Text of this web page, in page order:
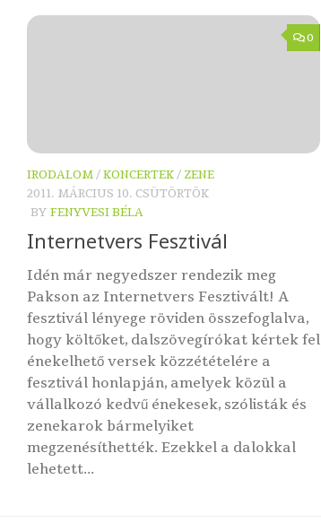
0
IRODALOM/KONCERTEK/ ZENE
2011. MÁRCIUS 10. CSÜTÖRTÖK
BY FENYVESI BÉLA
Internetvers Fesztivál
Idén már negyedszer rendezik meg
Pakson az Internetvers Fesztivált! A
fesztivál lényege röviden összefoglalva,
hogy költőket, dalszövegírókat kértek fel
énekelhető versek közzétételére a
fesztivál honlapján, amelyek közül a
vállalkozó kedvű énekesek, szólisták és
zenekarok bármelyiket
megzenésíthették. Ezekkel a dalokkal
lehetett...